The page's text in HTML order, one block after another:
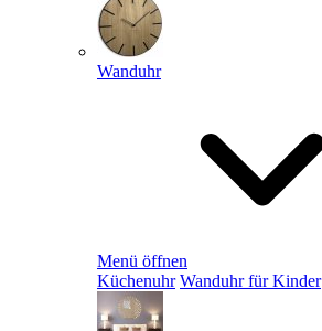
Wanduhr
Menü öffnen
Küchenuhr Wanduhr für Kinder